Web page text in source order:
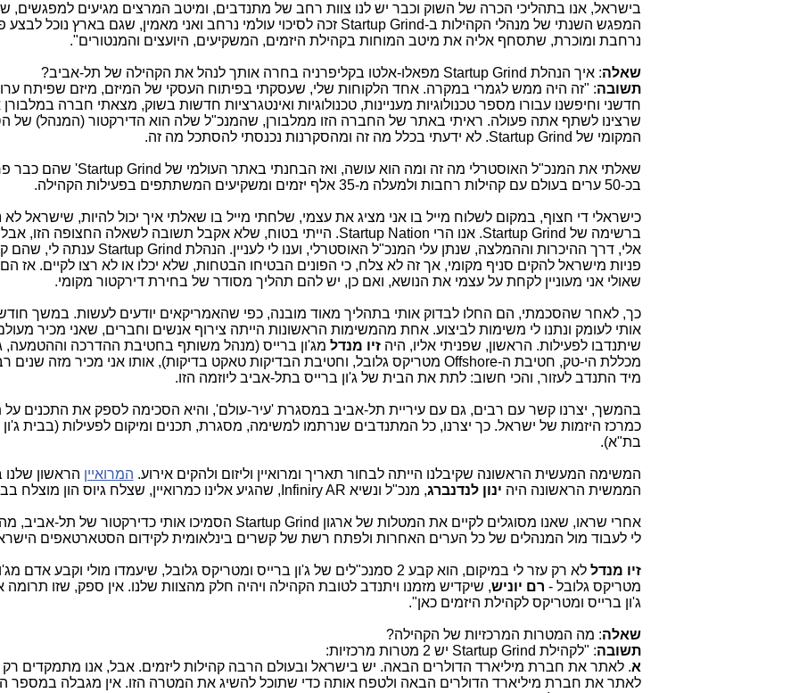
בישראל, אנו בתהליכי הכרה של השוק וכבר יש לנו צוות רחב של מתנדבים, ומיטב המרצים מגיעים למפגשים,
המפגש השנתי של מנהלי הקהילות ב-Startup Grind זכה לסיכוי עולמי נרחב ואני מאמין, שגם בארץ נוכל לבצע
נרחבת ומוכרת, שתסחף אליה את מיטב המוחות בקהילת היזמים, המשקיעים, היועצים והמנטורים".
שאלה: איך הנהלת Startup Grind מפאלו-אלטו בקליפרניה בחרה אותך לנהל את הקהילה של תל-אביב?
תשובה: "זה היה ממש לגמרי במקרה. אחד הלקוחות שלי, שעסקתי בפיתוח העסקי של המיזם, מיזם שפיתח
חדשני וחיפשנו עבורו מספר טכנולוגיות מעניינות, טכנולוגיות ואינטגרציות חדשות בשוק, מצאתי חברה
שרצינו לשתף אתה פעולה. ראיתי באתר של החברה הזו ממלבורן, שהמנכ"ל שלה הוא הדירקטור (המנהל) של
המקומי של Startup Grind. לא ידעתי בכלל מה זה ומהסקרנות נכנסתי להסתכל מה זה.
שאלתי את המנכ"ל האוסטרלי מה זה ומה הוא עושה, ואז הבחנתי באתר העולמי של 'Startup Grind שהם כבר
בכ-50 ערים בעולם עם קהילות רחבות ולמעלה מ-35 אלף יזמים ומשקיעים המשתתפים בפעילות הקהילה.
כישראלי די חצוף, במקום לשלוח מייל בו אני מציג את עצמי, שלחתי מייל בו שאלתי איך יכול להיות, שישראל
ברשימה של Startup Grind. אנו הרי Startup Nation. הייתי בטוח, שלא אקבל תשובה לשאלה החצופה הזו,
אלי, דרך ההיכרות וההמלצה, שנתן עלי המנכ"ל האוסטרלי, וענו לי לעניין. הנהלת Startup Grind ענתה לי, שהם
פניות מישראל להקים סניף מקומי, אך זה לא צלח, כי הפונים הבטיחו הבטחות, שלא יכלו או לא רצו לקיים. אז הם
שאולי אני מעוניין לקחת על עצמי את הנושא, ואם כן, יש להם תהליך מסודר של בחירת דירקטור מקומי.
כך, לאחר שהסכמתי, הם החלו לבדוק אותי בתהליך מאוד מובנה, כפי שהאמריקאים יודעים לעשות. במשך
אותי לעומק ונתנו לי משימות לביצוע. אחת מהמשימות הראשונות הייתה צירוף אנשים וחברים, שאני מכיר
שיתנדבו לפעילות. הראשון, שפניתי אליו, היהזיו מנדל מג'ון ברייס (מנהל משותף בחטיבת ההדרכה וההטמעה,
מכללת הי-טק, חטיבת ה-Offshore מטריקס גלובל, וחטיבת הבדיקות טאקט בדיקות), אותו אני מכיר מזה שנים
מיד התנדב לעזור, והכי חשוב: לתת את הבית של ג'ון ברייס בתל-אביב ליוזמה הזו.
בהמשך, יצרנו קשר עם רבים, גם עם עיריית תל-אביב במסגרת 'עיר-עולם', והיא הסכימה לספק את התכנים על
כמרכז היזמות של ישראל. כך יצרנו, כל המתנדבים שנרתמו למשימה, מסגרת, תכנים ומיקום לפעילות (בבית ג'ון
בת"א).
המשימה המעשית הראשונה שקיבלנו הייתה לבחור תאריך ומרואיין וליזום ולהקים אירוע. המרואיין הראשון שלנו
הממשית הראשונה היה ינון לנדנברג, מנכ"ל ונשיא Infiniry AR , שהגיע אלינו כמרואיין, שצלח גיוס הון מוצלח
אחרי שראו, שאנו מסוגלים לקיים את המטלות של ארגון Startup Grind הסמיכו אותי כדירקטור של תל-אביב,
לי לעבוד מול המנהלים של כל הערים האחרות ולפתח רשת של קשרים בינלאומית לקידום הסטארטאפים
זיו מנדל
לא רק עזר לי במיקום, הוא קבע 2 סמנכ"לים של ג'ון ברייס ומטריקס גלובל, שיעמדו מולי וקבע אדם
מטריקס גלובל - רם יוניש, שיקדיש מזמנו ויתנדב לטובת הקהילה ויהיה חלק מהצוות שלנו. אין ספק, שזו
ג'ון ברייס ומטריקס לקהילת היזמים כאן".
שאלה: מה המטרות המרכזיות של הקהילה?
תשובה: "לקהילת Startup Grind יש 2 מטרות מרכזיות:
א. לאתר את חברת מיליארד הדולרים הבאה. יש בישראל ובעולם הרבה קהילות ליזמים. אבל, אנו מתמקדים רק
לאתר את חברת מיליארד הדולרים הבאה ולטפח אותה כדי שתוכל להשיג את המטרה הזו. אין מגבלה במספר